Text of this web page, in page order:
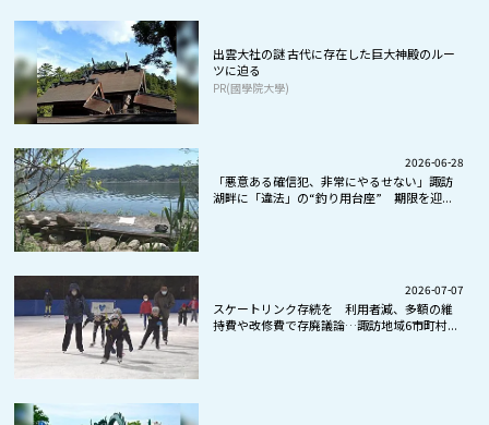
出雲大社の謎 古代に存在した巨大神殿のルー
ツに迫る
PR(國學院大學)
2026-06-28
「悪意ある確信犯、非常にやるせない」諏訪
湖畔に「違法」の“釣り用台座” 期限を迎...
2026-07-07
スケートリンク存続を 利用者減、多額の維
持費や改修費で存廃議論…諏訪地域6市町村...